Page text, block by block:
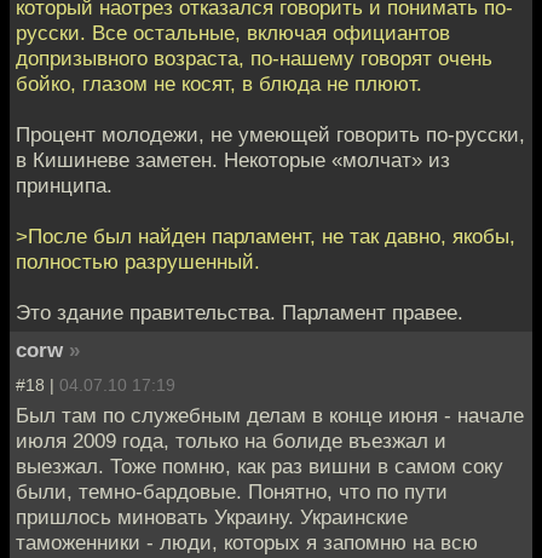
который наотрез отказался говорить и понимать по-
русски. Все остальные, включая официантов
допризывного возраста, по-нашему говорят очень
бойко, глазом не косят, в блюда не плюют.
Процент молодежи, не умеющей говорить по-русски,
в Кишиневе заметен. Некоторые «молчат» из
принципа.
>После был найден парламент, не так давно, якобы,
полностью разрушенный.
Это здание правительства. Парламент правее.
corw »
#18 | 04.07.10 17:19
Был там по служебным делам в конце июня - начале
июля 2009 года, только на болиде въезжал и
выезжал. Тоже помню, как раз вишни в самом соку
были, темно-бардовые. Понятно, что по пути
пришлось миновать Украину. Украинские
таможенники - люди, которых я запомню на всю